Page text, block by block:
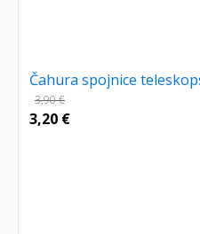
Čahura spojnice
3,90€
3,20 €